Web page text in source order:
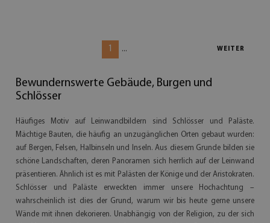
1 ... WEITER
Bewundernswerte Gebäude, Burgen und
Schlösser
Häufiges Motiv auf Leinwandbildern sind Schlösser und Paläste.
Mächtige Bauten, die häufig an unzugänglichen Orten gebaut wurden:
auf Bergen, Felsen, Halbinseln und Inseln. Aus diesem Grunde bilden sie
schöne Landschaften, deren Panoramen sich herrlich auf der Leinwand
präsentieren. Ähnlich ist es mit Palästen der Könige und der Aristokraten.
Schlösser und Paläste erweckten immer unsere Hochachtung –
wahrscheinlich ist dies der Grund, warum wir bis heute gerne unsere
Wände mit ihnen dekorieren. Unabhängig von der Religion, zu der sich